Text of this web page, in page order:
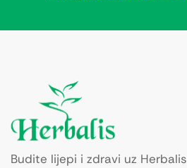
Budite lijepi i zdravi uz Herbalis